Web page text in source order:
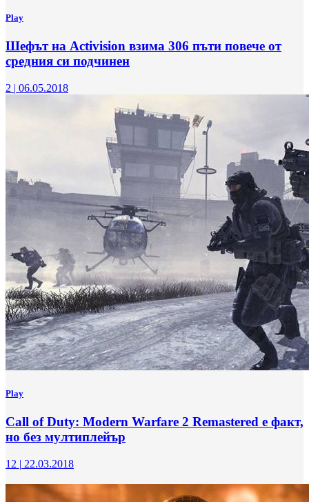
Play
Шефът на Activision взима 306 пъти повече от
средния си подчинен
2 | 06.05.2018
Play
Call of Duty: Modern Warfare 2 Remastered е факт,
но без мултиплейър
12 | 22.03.2018